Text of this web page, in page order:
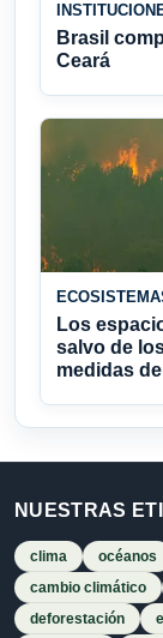
Brasil
Ceará
Los
salvo de
medidas
NUESTRAS
clima océanos
cambio climático
deforestación